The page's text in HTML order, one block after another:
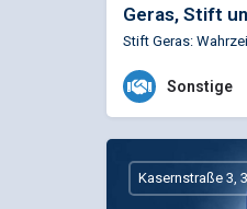
Geras, Stift
02912 345 289
Hauptstraße 1,
Sonstige
Kasernstraße 3,